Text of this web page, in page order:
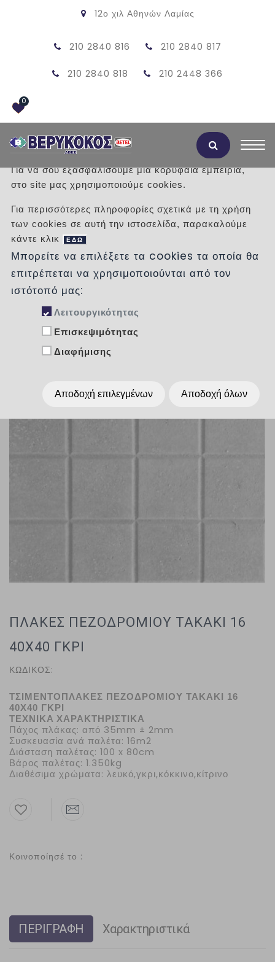
12ο χιλ Αθηνών Λαμίας
210 2840 816 210 2840 817
210 2840 818 210 2448 366
0
40Χ40 ΓΚΡΙ
/ Προϊόντα / ΠΛΑΚΕΣ ΣΧΕΔΙΑ 40Χ40
ΠΛΑΚΕΣ ΠΕΖΟΔΡΟΜΙΟΥ ΤΑΚΑΚΙ 16
40Χ40 ΓΚΡΙ
ΚΩΔΙΚΟΣ:
ΤΣΙΜΕΝΤΟΠΛΑΚΕΣ ΠΕΖΟΔΡΟΜΙΟΥ ΤΑΚΑΚΙ 16
40Χ40 ΓΚΡΙ
ΤΕΧΝΙΚΑ ΧΑΡΑΚΤΗΡΙΣΤΙΚΑ
Πάχος πλάκας: από 35mm ± 2mm
Συσκευασία ανά παλέτα: 16m2
Διάσταση παλέτας: 100 x 80cm
Βάρος παλέτας: 1.350kg
Διαθέσιμα χρώματα: λευκό,γκρι,κόκκινο,κίτρινο
Κοινοποίησέ το :
ΠΕΡΙΓΡΑΦΗ Χαρακτηριστικά
Αποδοχή Cookies
Για να σου εξασφαλίσουμε μια κορυφαία εμπειρία,
στο site μας χρησιμοποιούμε cookies.
Για περισσότερες πληροφορίες σχετικά με τη χρήση
των cookies σε αυτή την ιστοσελίδα, παρακαλούμε
κάντε κλικ
ΕΔΩ
Μπορείτε να επιλέξετε τα cookies τα οποία θα
επιτρέπεται να χρησιμοποιούνται από τον
ιστότοπό μας:
Λειτουργικότητας
Επισκεψιμότητας
Διαφήμισης
Αποδοχή επιλεγμένων Αποδοχή όλων